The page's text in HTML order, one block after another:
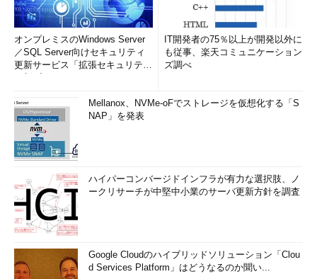
オンプレミスのWindows Server
／SQL Server向けセキュリティ
更新サービス「拡張セキュリティ
IT開発者の75％以上が開発以外に
も従事、楽天コミュニケーション
ズ調べ
Mellanox、NVMe-oFでストレージを仮想化する「S
NAP」を発表
ハイパーコンバージドインフラが有力な選択肢、ノ
ークリサーチが中堅中小業のサーバ更新方針を調査
Google Cloudのハイブリッドソリューション「Clou
d Services Platform」はどうなるのか聞い...